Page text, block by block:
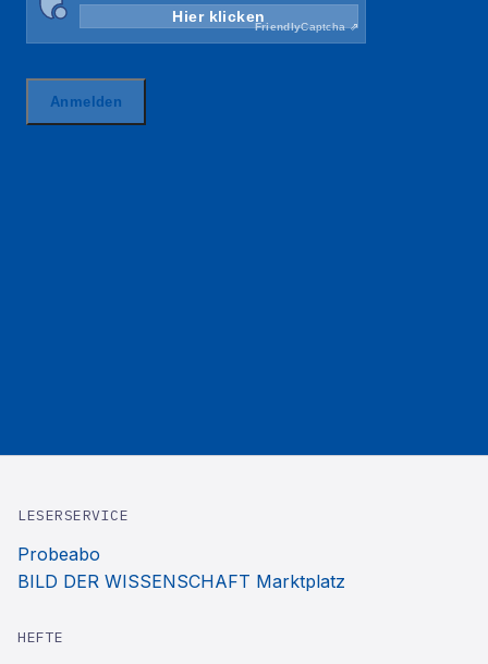
LESERSERVICE
Probeabo
BILD DER WISSENSCHAFT Marktplatz
HEFTE